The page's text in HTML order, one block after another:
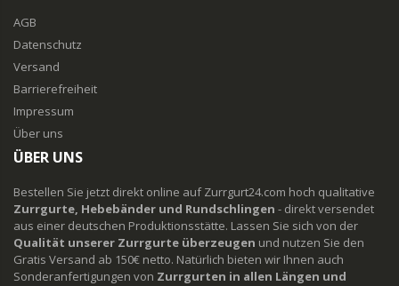
AGB
Datenschutz
Versand
Barrierefreiheit
Impressum
Über uns
ÜBER UNS
Bestellen Sie jetzt direkt online auf Zurrgurt24.com hoch qualitative
Zurrgurte, Hebebänder und Rundschlingen - direkt versendet
aus einer deutschen Produktionsstätte. Lassen Sie sich von der
Qualität unserer Zurrgurte überzeugen und nutzen Sie den
Gratis Versand ab 150€ netto. Natürlich bieten wir Ihnen auch
Sonderanfertigungen von Zurrgurten in allen Längen und